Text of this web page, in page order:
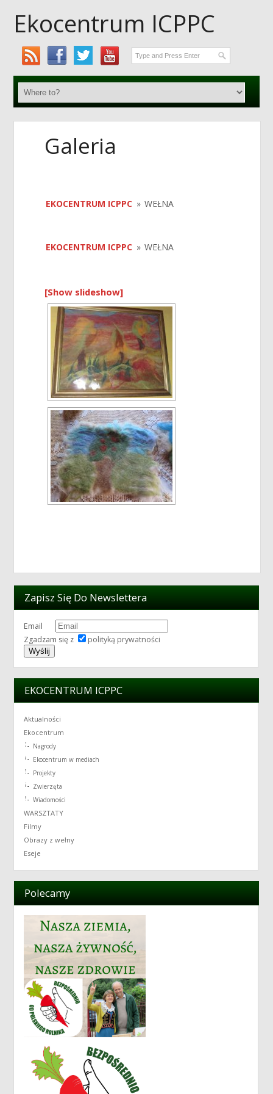
Ekocentrum ICPPC
Galeria
EKOCENTRUM ICPPC » WEŁNA
EKOCENTRUM ICPPC » WEŁNA
[Show slideshow]
Zapisz Się Do Newslettera
Email
Zgadzam się z
polityką prywatności
EKOCENTRUM ICPPC
Aktualności
Ekocentrum
Nagrody
Ekocentrum w mediach
Projekty
Zwierzęta
Wiadomości
WARSZTATY
Filmy
Obrazy z wełny
Eseje
Polecamy